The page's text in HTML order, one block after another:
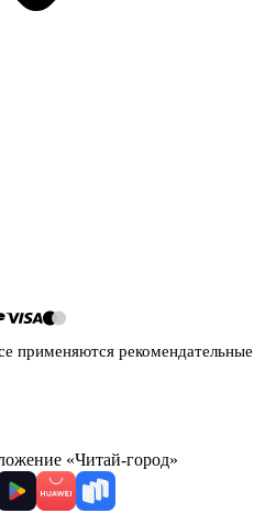
применяются рекомендательные
«Читай-город»